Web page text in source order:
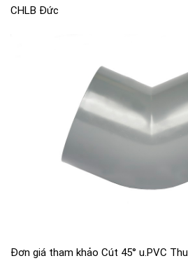
CHLB Đức
Đơn giá tham khảo Cút 45° u.PVC